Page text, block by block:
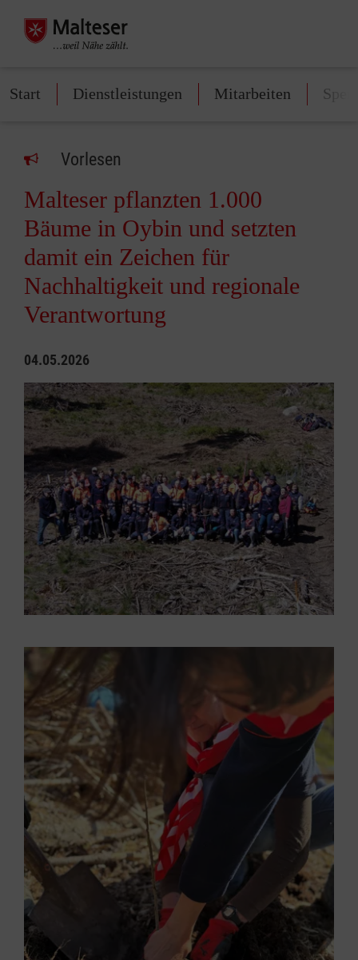
Start Dienstleistungen Mitarbeiten
Vorlesen
Malteser pflanzten 1.000
Bäume in Oybin und setzten
damit ein Zeichen für
Nachhaltigkeit und regionale
Verantwortung
04.05.2026